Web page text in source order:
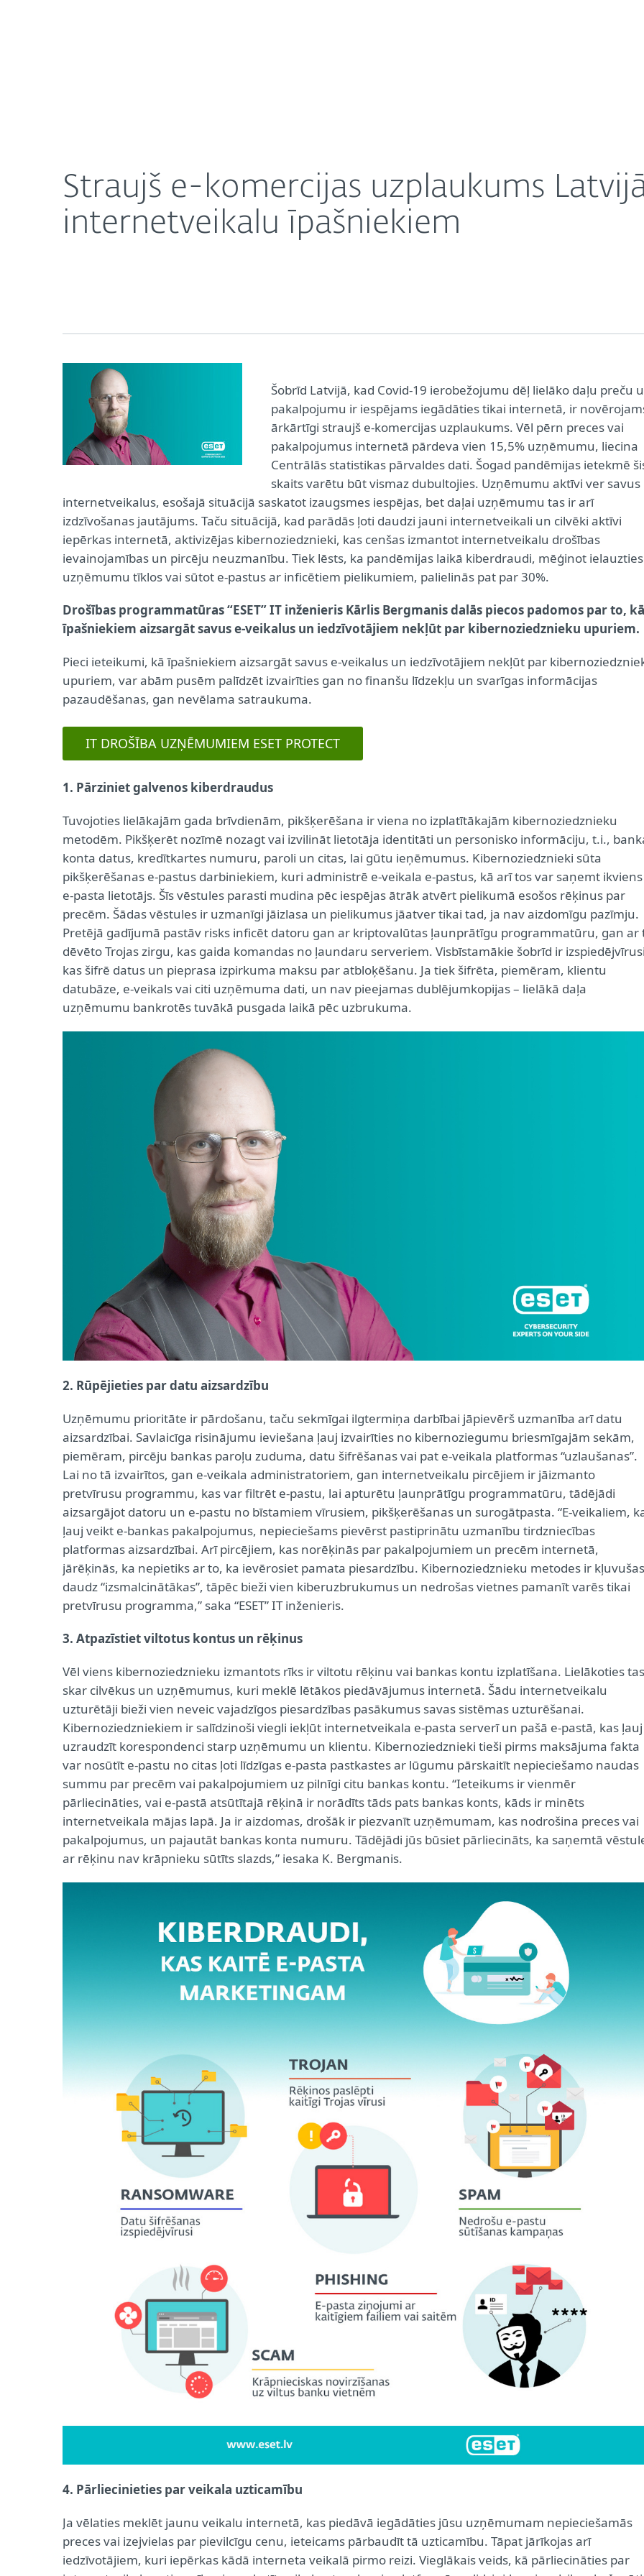
Straujš e-komercijas uzplaukums
internetveikalu īpašniekiem
Šobrīd Latvijā, kad Covid-19 ierobežojumu dēļ lielāko daļu preču
pakalpojumu ir iespējams iegādāties tikai internetā, ir
ārkārtīgi straujš e-komercijas uzplaukums. Vēl pērn preces vai
pakalpojumus internetā pārdeva vien 15,5% uzņēmumu, liecina
Centrālās statistikas pārvaldes dati. Šogad pandēmijas ietekmē
skaits varētu būt vismaz dubultojies. Uzņēmumu aktīvi ver savus
internetveikalus, esošajā situācijā saskatot izaugsmes iespējas, bet daļai uzņēmumu tas ir arī
izdzīvošanas jautājums. Taču situācijā, kad parādās ļoti daudzi jauni internetveikali un cilvēki aktīvi
iepērkas internetā, aktivizējas kibernoziedznieki, kas cenšas izmantot internetveikalu drošības
ievainojamības un pircēju neuzmanību. Tiek lēsts, ka pandēmijas laikā kiberdraudi, mēģinot ielauzties
uzņēmumu tīklos vai sūtot e-pastus ar inficētiem pielikumiem, palielinās pat par 30%.
Drošības programmatūras “ESET” IT inženieris Kārlis Bergmanis dalās piecos padomos par to, kā
īpašniekiem aizsargāt savus e-veikalus un iedzīvotājiem nekļūt par kibernoziedznieku upuriem.
Pieci ieteikumi, kā īpašniekiem aizsargāt savus e-veikalus un iedzīvotājiem nekļūt par
upuriem, var abām pusēm palīdzēt izvairīties gan no finanšu līdzekļu un svarīgas informācijas
pazaudēšanas, gan nevēlama satraukuma.
IT DROŠĪBA UZŅĒMUMIEM ESET PROTECT
1. Pārziniet galvenos kiberdraudus
Tuvojoties lielākajām gada brīvdienām, pikšķerēšana ir viena no izplatītākajām kibernoziedznieku
metodēm. Pikšķerēt nozīmē nozagt vai izvilināt lietotāja identitāti un personisko informāciju, t.i.,
konta datus, kredītkartes numuru, paroli un citas, lai gūtu ieņēmumus. Kibernoziedznieki sūta
pikšķerēšanas e-pastus darbiniekiem, kuri administrē e-veikala e-pastus, kā arī tos var saņemt ikviens
e-pasta lietotājs. Šīs vēstules parasti mudina pēc iespējas ātrāk atvērt pielikumā esošos rēķinus par
precēm. Šādas vēstules ir uzmanīgi jāizlasa un pielikumus jāatver tikai tad, ja nav aizdomīgu pazīmju.
Pretējā gadījumā pastāv risks inficēt datoru gan ar kriptovalūtas ļaunprātīgu programmatūru, gan ar
dēvēto Trojas zirgu, kas gaida komandas no ļaundaru serveriem. Visbīstamākie šobrīd ir
kas šifrē datus un pieprasa izpirkuma maksu par atbloķēšanu. Ja tiek šifrēta, piemēram, klientu
datubāze, e-veikals vai citi uzņēmuma dati, un nav pieejamas dublējumkopijas – lielākā daļa
uzņēmumu bankrotēs tuvākā pusgada laikā pēc uzbrukuma.
2. Rūpējieties par datu aizsardzību
Uzņēmumu prioritāte ir pārdošanu, taču sekmīgai ilgtermiņa darbībai jāpievērš uzmanība arī datu
aizsardzībai. Savlaicīga risinājumu ieviešana ļauj izvairīties no kibernoziegumu briesmīgajām sekām,
piemēram, pircēju bankas paroļu zuduma, datu šifrēšanas vai pat e-veikala platformas “uzlaušanas”.
Lai no tā izvairītos, gan e-veikala administratoriem, gan internetveikalu pircējiem ir jāizmanto
pretvīrusu programmu, kas var filtrēt e-pastu, lai apturētu ļaunprātīgu programmatūru, tādējādi
aizsargājot datoru un e-pastu no bīstamiem vīrusiem, pikšķerēšanas un surogātpasta. “E-veikaliem,
ļauj veikt e-bankas pakalpojumus, nepieciešams pievērst pastiprinātu uzmanību tirdzniecības
platformas aizsardzībai. Arī pircējiem, kas norēķinās par pakalpojumiem un precēm internetā,
jārēķinās, ka nepietiks ar to, ka ievērosiet pamata piesardzību. Kibernoziedznieku metodes ir kļuvušas
daudz “izsmalcinātākas”, tāpēc bieži vien kiberuzbrukumus un nedrošas vietnes pamanīt varēs tikai
pretvīrusu programma,” saka “ESET” IT inženieris.
3. Atpazīstiet viltotus kontus un rēķinus
Vēl viens kibernoziedznieku izmantots rīks ir viltotu rēķinu vai bankas kontu izplatīšana. Lielākoties tas
skar cilvēkus un uzņēmumus, kuri meklē lētākos piedāvājumus internetā. Šādu internetveikalu
uzturētāji bieži vien neveic vajadzīgos piesardzības pasākumus savas sistēmas uzturēšanai.
Kibernoziedzniekiem ir salīdzinoši viegli iekļūt internetveikala e-pasta serverī un pašā e-pastā, kas ļauj
uzraudzīt korespondenci starp uzņēmumu un klientu. Kibernoziedznieki tieši pirms maksājuma fakta
var nosūtīt e-pastu no citas ļoti līdzīgas e-pasta pastkastes ar lūgumu pārskaitīt nepieciešamo naudas
summu par precēm vai pakalpojumiem uz pilnīgi citu bankas kontu. “Ieteikums ir vienmēr
pārliecināties, vai e-pastā atsūtītajā rēķinā ir norādīts tāds pats bankas konts, kāds ir minēts
internetveikala mājas lapā. Ja ir aizdomas, drošāk ir piezvanīt uzņēmumam, kas nodrošina preces vai
pakalpojumus, un pajautāt bankas konta numuru. Tādējādi jūs būsiet pārliecināts, ka saņemtā
ar rēķinu nav krāpnieku sūtīts slazds,” iesaka K. Bergmanis.
4. Pārliecinieties par veikala uzticamību
Ja vēlaties meklēt jaunu veikalu internetā, kas piedāvā iegādāties jūsu uzņēmumam nepieciešamās
preces vai izejvielas par pievilcīgu cenu, ieteicams pārbaudīt tā uzticamību. Tāpat jārīkojas arī
iedzīvotājiem, kuri iepērkas kādā interneta veikalā pirmo reizi. Vieglākais veids, kā pārliecināties par